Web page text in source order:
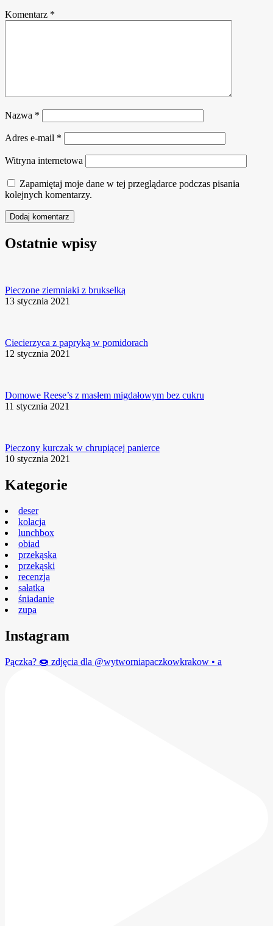
Komentarz *
Nazwa *
Adres e-mail *
Witryna internetowa
Zapamiętaj moje dane w tej przeglądarce podczas pisania
kolejnych komentarzy.
Ostatnie wpisy
Pieczone ziemniaki z brukselką
13 stycznia 2021
Ciecierzyca z papryką w pomidorach
12 stycznia 2021
Domowe Reese’s z masłem migdałowym bez cukru
11 stycznia 2021
Pieczony kurczak w chrupiącej panierce
10 stycznia 2021
Kategorie
deser
kolacja
lunchbox
obiad
przekąska
przekąski
recenzja
sałatka
śniadanie
zupa
Instagram
Pączka? 🍩 zdjęcia dla @wytworniapaczkowkrakow • a